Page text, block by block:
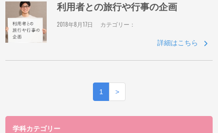
利用者との旅行や行事の企画
2018年8月17日 カテゴリー：
詳細はこちら
1 >
学科カテゴリー